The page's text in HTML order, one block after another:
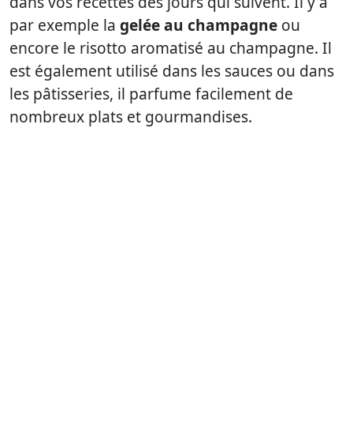
par exemple la gelée au champagne ou
encore le risotto aromatisé au champagne. Il
est également utilisé dans les sauces ou dans
les pâtisseries, il parfume facilement de
nombreux plats et gourmandises.